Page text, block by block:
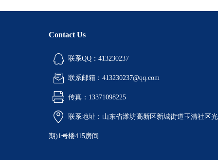
Contact Us
联系QQ：413230237
联系邮箱：413230237@qq.com
传真：13371098225
联系地址：山东省潍坊高新区新城街道玉清社区
期)1号楼415房间